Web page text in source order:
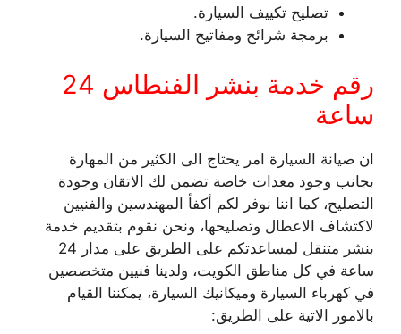
تصليح تكييف السيارة.
برمجة شرائح ومفاتيح السيارة.
رقم خدمة بنشر الفنطاس 24
ساعة
ان صيانة السيارة امر يحتاج الى الكثير من المهارة
بجانب وجود معدات خاصة تضمن لك الاتقان وجودة
التصليح، كما اننا نوفر لكم أكفأ المهندسين والفنيين
لاكتشاف الاعطال وتصليحها، ونحن نقوم بتقديم خدمة
بنشر متنقل لمساعدتكم على الطريق على مدار 24
ساعة في كل مناطق الكويت، ولدينا فنيين متخصصين
في كهرباء السيارة وميكانيك السيارة، يمكننا القيام
بالامور الاتية على الطريق: